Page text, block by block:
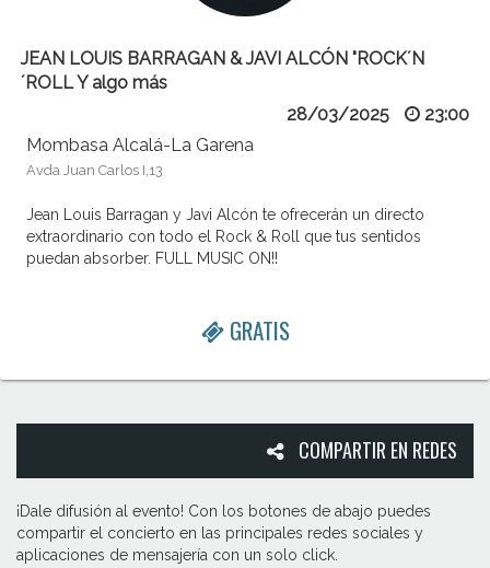
JEAN LOUIS BARRAGAN & JAVI ALCÓN "ROCK´N
´ROLL Y algo más
28/03/2025
23:00
Mombasa Alcalá-La Garena
Avda Juan Carlos I,13
Jean Louis Barragan y Javi Alcón te ofrecerán un directo
extraordinario con todo el Rock & Roll que tus sentidos
puedan absorber. FULL MUSIC ON!!
GRATIS
COMPARTIR EN REDES
¡Dale difusión al evento! Con los botones de abajo puedes
compartir el concierto en las principales redes sociales y
aplicaciones de mensajería con un solo click.